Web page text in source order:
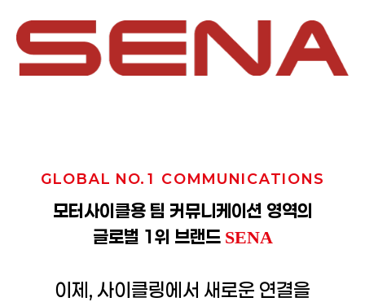
GLOBAL NO.1 COMMUNICATIONS
모터사이클용 팀 커뮤니케이션 영역의
글로벌 1위 브랜드 SENA
이제, 사이클링에서 새로운 연결을